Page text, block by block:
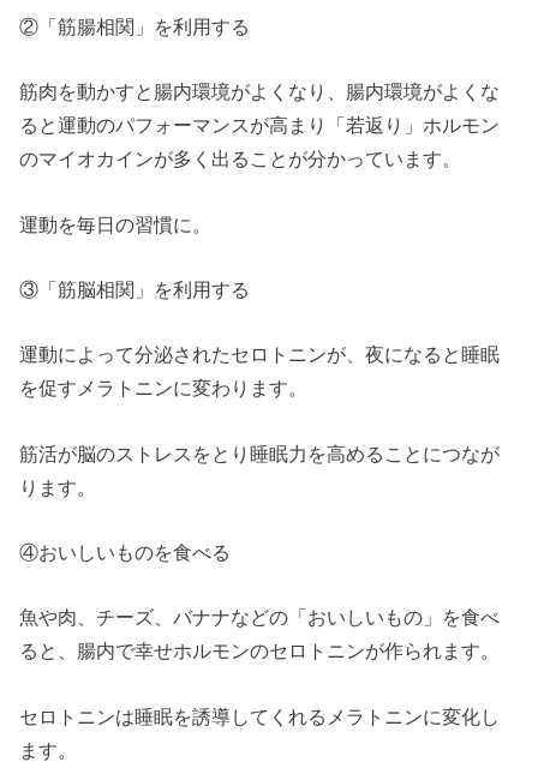
②「筋腸相関」を利用する
筋肉を動かすと腸内環境がよくなり、腸内環境がよくな
ると運動のパフォーマンスが高まり「若返り」ホルモン
のマイオカインが多く出ることが分かっています。
運動を毎日の習慣に。
③「筋脳相関」を利用する
運動によって分泌されたセロトニンが、夜になると睡眠
を促すメラトニンに変わります。
筋活が脳のストレスをとり睡眠力を高めることにつなが
ります。
④おいしいものを食べる
魚や肉、チーズ、バナナなどの「おいしいもの」を食べ
ると、腸内で幸せホルモンのセロトニンが作られます。
セロトニンは睡眠を誘導してくれるメラトニンに変化し
ます。